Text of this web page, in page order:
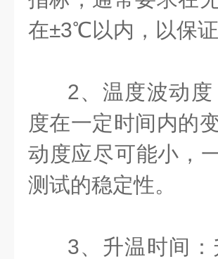
在±3℃以内，以保
2、温度波动
度在一定时间内的
动度应尽可能小，
测试的稳定性。
3、升温时间